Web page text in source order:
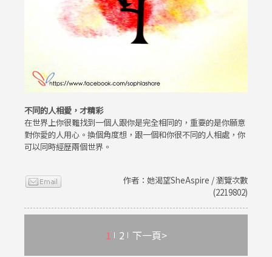
不同的人相愛，才精彩
在世界上你很難找到一個人跟你是完全相同的，重要的是你願意
對你愛的人用心。換個角度想，跟一個和你很不同的人相處，你
可以同時經歷兩個世界。
作者：她渴望SheAspire / 瀏覽次數
(2219802)
1 2 下一頁>